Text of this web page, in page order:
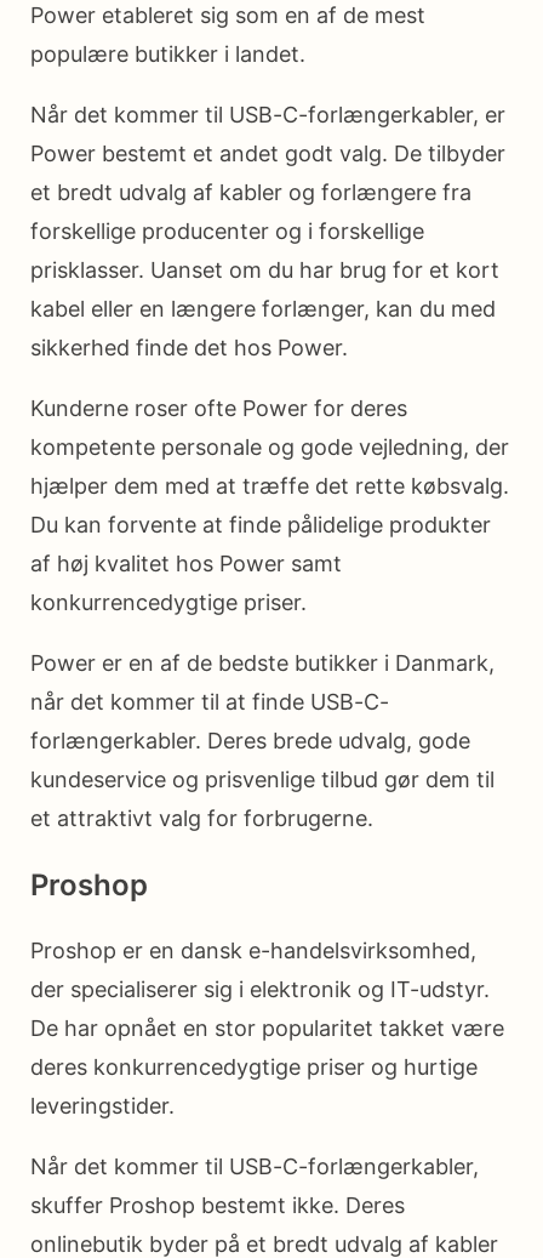
Power etableret sig som en af de mest
populære butikker i landet.
Når det kommer til USB-C-forlængerkabler, er
Power bestemt et andet godt valg. De tilbyder
et bredt udvalg af kabler og forlængere fra
forskellige producenter og i forskellige
prisklasser. Uanset om du har brug for et kort
kabel eller en længere forlænger, kan du med
sikkerhed finde det hos Power.
Kunderne roser ofte Power for deres
kompetente personale og gode vejledning, der
hjælper dem med at træffe det rette købsvalg.
Du kan forvente at finde pålidelige produkter
af høj kvalitet hos Power samt
konkurrencedygtige priser.
Power er en af de bedste butikker i Danmark,
når det kommer til at finde USB-C-
forlængerkabler. Deres brede udvalg, gode
kundeservice og prisvenlige tilbud gør dem til
et attraktivt valg for forbrugerne.
Proshop
Proshop er en dansk e-handelsvirksomhed,
der specialiserer sig i elektronik og IT-udstyr.
De har opnået en stor popularitet takket være
deres konkurrencedygtige priser og hurtige
leveringstider.
Når det kommer til USB-C-forlængerkabler,
skuffer Proshop bestemt ikke. Deres
onlinebutik byder på et bredt udvalg af kabler